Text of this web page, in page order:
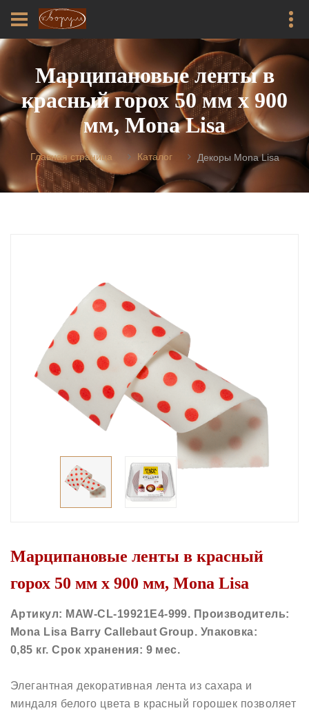
Марципановые ленты в
красный горох 50 мм х 900
мм, Mona Lisa
Главная страница Каталог Декоры Mona Lisa
Марципановые ленты в красный
горох 50 мм х 900 мм, Mona Lisa
Артикул: MAW-CL-19921E4-999. Производитель:
Mona Lisa Barry Callebaut Group. Упаковка:
0,85 кг. Срок хранения: 9 мес.
Элегантная декоративная лента из сахара и
миндаля белого цвета в красный горошек позволяет